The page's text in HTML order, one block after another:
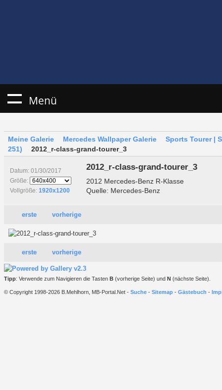
Menü
Meine Galerie Mercedes Wallpaper Galerie
Sports Tourer |
251)
2012_r-class-grand-tourer_3
Datum: 01/30/2017
Größe:
Vollgröße: 1920x1200
2012_r-class-grand-tourer_3
2012 Mercedes-Benz R-Klasse
Quelle: Mercedes-Benz
erste vorherige
erste vorherige
Tipp: Verwende zum Navigieren die Tasten B (vorherige Seite) und N (nächste Seite).
© Copyright 1998-2026 B.Mehlhorn, MB-Portal.Net - Suche - Sitemap - Gästebuch -